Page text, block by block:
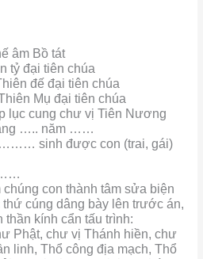
âm Bồ tát
tỷ đại tiên chúa
đế đại tiên chúa
Mụ đại tiên chúa
lục cung chư vị Tiên Nương
….. năm ……
sinh được con (trai, gái)
con thành tâm sửa biện
cúng dâng bày lên trước án,
kính cẩn tấu trình:
Phật, chư vị Thánh hiền, chư
linh, Thổ công địa mạch, Thổ